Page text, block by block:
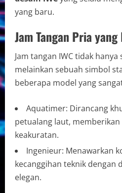
yang baru.
Jam Tangan Pria
Jam tangan IWC tidak
melainkan sebuah simbol
beberapa model yang
Aquatimer: Dirancang
petualang laut,
keakuratan.
Ingenieur: Menawarkan
kecanggihan teknik dengan
elegan.